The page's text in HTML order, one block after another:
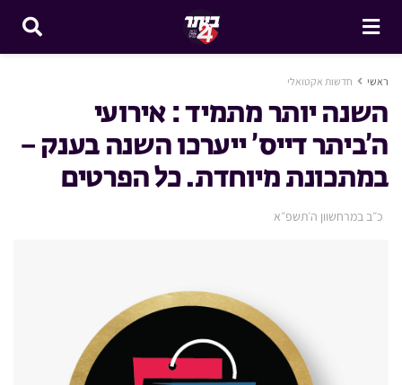
ראשי חדשות אקטואלי
השנה יותר מתמיד : אירועי
ה’ביתר דייס’ ייערכו השנה בענק –
במתכונת מיוחדת. כל הפרטים
כ״ב במרחשוון ה׳תשפ״א